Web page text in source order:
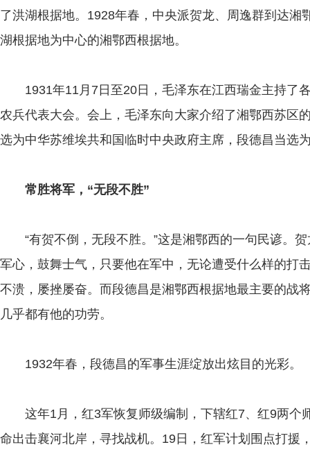
了洪湖根据地。1928年春，中央派贺龙、周逸群到达湘
湖根据地为中心的湘鄂西根据地。
1931年11月7日至20日，毛泽东在江西瑞金主持了
农兵代表大会。会上，毛泽东向大家介绍了湘鄂西苏区
选为中华苏维埃共和国临时中央政府主席，段德昌当选
常胜将军，“无段不胜”
“有贺不倒，无段不胜。”这是湘鄂西的一句民谚。贺
军心，鼓舞士气，只要他在军中，无论遭受什么样的打
不溃，屡挫屡奋。而段德昌是湘鄂西根据地最主要的战
几乎都有他的功劳。
1932年春，段德昌的军事生涯绽放出炫目的光彩。
这年1月，红3军恢复师级编制，下辖红7、红9两个
命出击襄河北岸，寻找战机。19日，红军计划围点打援